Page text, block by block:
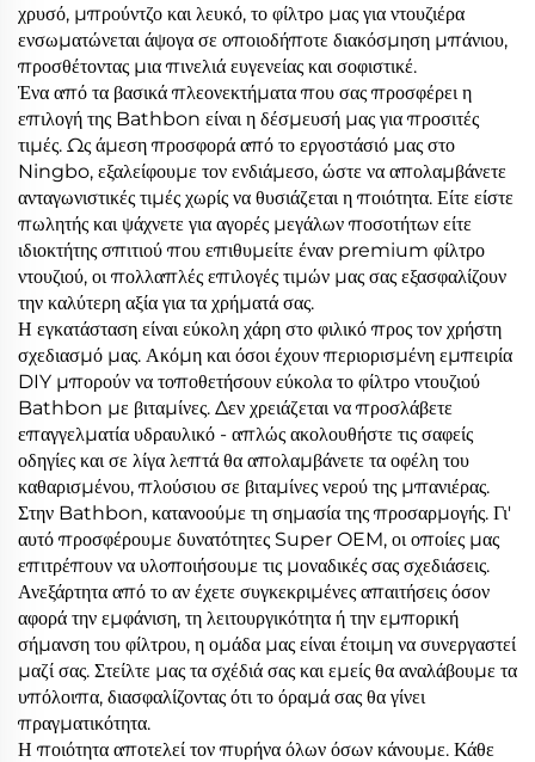
χρυσό, μπρούντζο και λευκό, το φίλτρο μας για ντουζιέρα
ενσωματώνεται άψογα σε οποιοδήποτε διακόσμηση μπάνιου,
προσθέτοντας μια πινελιά ευγενείας και σοφιστικέ.
Ένα από τα βασικά πλεονεκτήματα που σας προσφέρει η
επιλογή της Bathbon είναι η δέσμευσή μας για προσιτές
τιμές. Ως άμεση προσφορά από το εργοστάσιό μας στο
Ningbo, εξαλείφουμε τον ενδιάμεσο, ώστε να απολαμβάνετε
ανταγωνιστικές τιμές χωρίς να θυσιάζεται η ποιότητα. Είτε είστε
πωλητής και ψάχνετε για αγορές μεγάλων ποσοτήτων είτε
ιδιοκτήτης σπιτιού που επιθυμείτε έναν premium φίλτρο
ντουζιού, οι πολλαπλές επιλογές τιμών μας σας εξασφαλίζουν
την καλύτερη αξία για τα χρήματά σας.
Η εγκατάσταση είναι εύκολη χάρη στο φιλικό προς τον χρήστη
σχεδιασμό μας. Ακόμη και όσοι έχουν περιορισμένη εμπειρία
DIY μπορούν να τοποθετήσουν εύκολα το φίλτρο ντουζιού
Bathbon με βιταμίνες. Δεν χρειάζεται να προσλάβετε
επαγγελματία υδραυλικό - απλώς ακολουθήστε τις σαφείς
οδηγίες και σε λίγα λεπτά θα απολαμβάνετε τα οφέλη του
καθαρισμένου, πλούσιου σε βιταμίνες νερού της μπανιέρας.
Στην Bathbon, κατανοούμε τη σημασία της προσαρμογής. Γι'
αυτό προσφέρουμε δυνατότητες Super OEM, οι οποίες μας
επιτρέπουν να υλοποιήσουμε τις μοναδικές σας σχεδιάσεις.
Ανεξάρτητα από το αν έχετε συγκεκριμένες απαιτήσεις όσον
αφορά την εμφάνιση, τη λειτουργικότητα ή την εμπορική
σήμανση του φίλτρου, η ομάδα μας είναι έτοιμη να συνεργαστεί
μαζί σας. Στείλτε μας τα σχέδιά σας και εμείς θα αναλάβουμε τα
υπόλοιπα, διασφαλίζοντας ότι το όραμά σας θα γίνει
πραγματικότητα.
Η ποιότητα αποτελεί τον πυρήνα όλων όσων κάνουμε. Κάθε